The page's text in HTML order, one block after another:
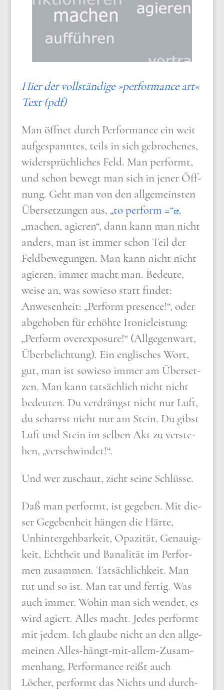
Hier der voll­stän­di­ge »per­for­mance art«
Text (pdf)
Man öff­net durch Per­for­mance ein weit
auf­ge­spann­tes, teils in sich gebro­che­nes,
wider­sprüch­li­ches Feld. Man per­formt,
und schon bewegt man sich in jener Öff­
nung. Geht man von den all­ge­mein­sten
Über­set­zun­gen aus, „to per­form =“ ,
„machen, agie­ren“, dann kann man nicht
anders, man ist immer schon Teil der
Feld­be­we­gun­gen. Man kann nicht nicht
agie­ren, immer macht man. Bedeu­te,
wei­se an, was sowie­so statt fin­det:
Anwe­sen­heit: „Per­form pre­sence!“, oder
abge­ho­ben für erhöh­te Iro­nie­lei­stung:
„Per­form over­ex­po­sure!“ (All­ge­gen­wart,
Über­be­lich­tung). Ein eng­li­sches Wort,
gut, man ist sowie­so immer am Über­set­
zen. Man kann tat­säch­lich nicht nicht
bedeu­ten. Du ver­drängst nicht nur Luft,
du scharrst nicht nur am Stein. Du gibst
Luft und Stein im sel­ben Akt zu ver­ste­
hen, „ver­schwin­det!“.
Und wer zuschaut, zieht sei­ne Schlüs­se.
Daß man per­formt, ist gege­ben. Mit die­
ser Gege­ben­heit hän­gen die Här­te,
Unhin­ter­geh­bar­keit, Opa­zi­tät, Genau­ig­
keit, Echt­heit und Bana­li­tät im Per­for­
men zusam­men. Tat­säch­lich­keit. Man
tut und so ist. Man tat und fer­tig. Was
auch immer. Wohin man sich wen­det, es
wird agiert. Alles macht. Jedes per­formt
mit jedem. Ich glau­be nicht an den all­ge­
mei­nen Alles-hängt-mit-allem-Zusam­
men­hang, Per­for­mance reißt auch
Löcher, per­formt das Nichts und durch­